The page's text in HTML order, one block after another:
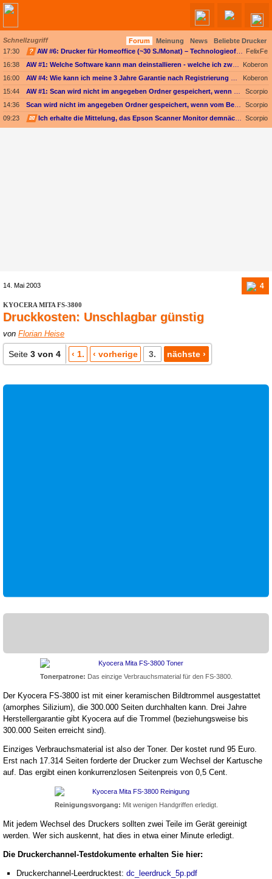
Schnellzugriff Forum Meinung News
Beliebte Drucker
17:30
?
FelixFe
16:38
Koberon
16:00
Koberon
15:44
Scorpio
14:36
Scorpio
09:23
✉ Scorpio
14. Mai 2003 4
KYOCERA MITA FS-3800
Druckkosten: Unschlagbar günstig
von Florian Heise
Seite 3 von 4 ‹ 1. ‹ vorherige 3. nächste ›
Angebote werden geladen...
Tonerpatrone: Das einzige Verbrauchsmaterial für den FS-3800.
Der Kyocera FS-3800 ist mit einer keramischen Bildtrommel ausgestattet
(amorphes Silizium), die 300.000 Seiten durchhalten kann. Drei Jahre
Herstellergarantie gibt Kyocera auf die Trommel (beziehungsweise bis
300.000 Seiten erreicht sind).
Einziges Verbrauchsmaterial ist also der Toner. Der kostet rund 95 Euro.
Erst nach 17.314 Seiten forderte der Drucker zum Wechsel der Kartusche
auf. Das ergibt einen konkurrenzlosen Seitenpreis von 0,5 Cent.
Reinigungsvorgang: Mit wenigen Handgriffen erledigt.
Mit jedem Wechsel des Druckers sollten zwei Teile im Gerät gereinigt
werden. Wer sich auskennt, hat dies in etwa einer Minute erledigt.
Die Druckerchannel-Testdokumente erhalten Sie hier:
Druckerchannel-Leerdrucktest: dc_leerdruck_5p.pdf